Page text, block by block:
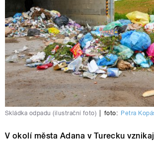
Skládka odpadu (ilustrační foto) foto: Petra
V okolí města Adana v Turecku